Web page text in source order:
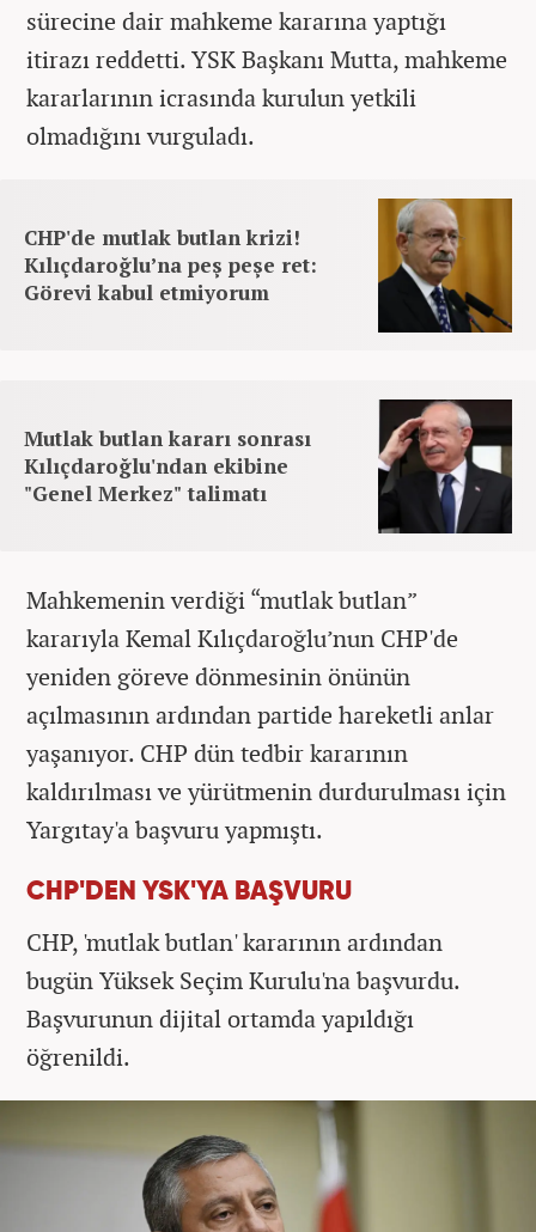
sürecine dair mahkeme kararına yaptığı
itirazı reddetti. YSK Başkanı Mutta, mahkeme
kararlarının icrasında kurulun yetkili
olmadığını vurguladı.
CHP'de mutlak butlan krizi!
Kılıçdaroğlu’na peş peşe ret:
Görevi kabul etmiyorum
Mutlak butlan kararı sonrası
Kılıçdaroğlu'ndan ekibine
"Genel Merkez" talimatı
Mahkemenin verdiği “mutlak butlan”
kararıyla Kemal Kılıçdaroğlu’nun CHP'de
yeniden göreve dönmesinin önünün
açılmasının ardından partide hareketli anlar
yaşanıyor. CHP dün tedbir kararının
kaldırılması ve yürütmenin durdurulması için
Yargıtay'a başvuru yapmıştı.
CHP'DEN YSK'YA BAŞVURU
CHP, 'mutlak butlan' kararının ardından
bugün Yüksek Seçim Kurulu'na başvurdu.
Başvurunun dijital ortamda yapıldığı
öğrenildi.